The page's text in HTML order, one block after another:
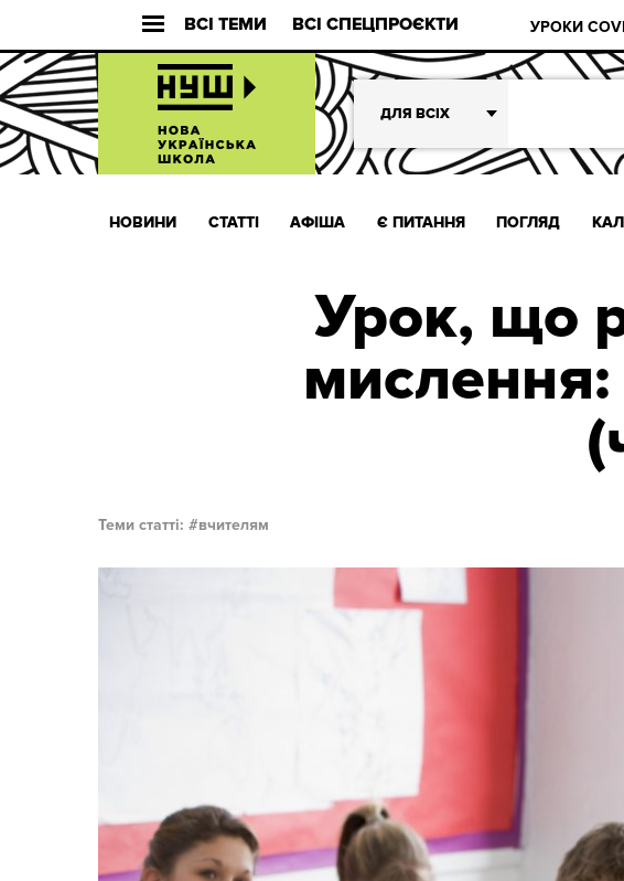
ВСІ ТЕМИ ВСІ СПЕЦПРОЄКТИ УРОКИ
ДЛЯ ВСІХ
НОВИНИ СТАТТІ АФІША Є ПИТАННЯ ПОГЛЯД
Урок, що
мислення:
Теми статті: вчителям